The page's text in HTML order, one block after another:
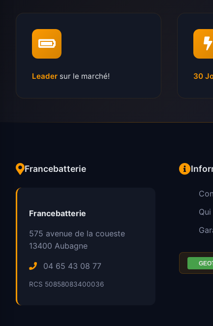
Leader sur le marché! 30
Francebatterie
Francebatterie
575 avenue de la coueste
13400 Aubagne
04 65 43 08 77
RCS 50858083400036